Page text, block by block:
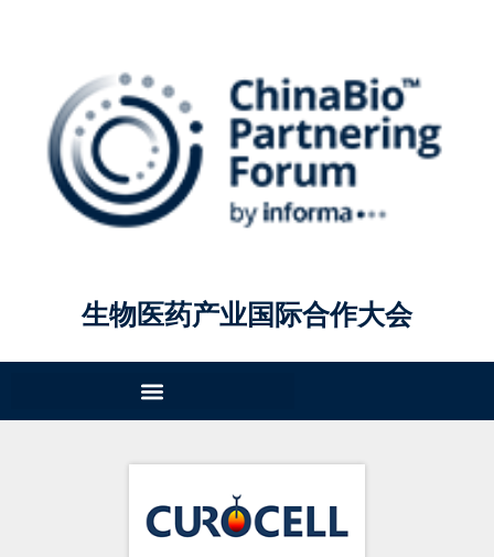
生物医药产业国际合作大会